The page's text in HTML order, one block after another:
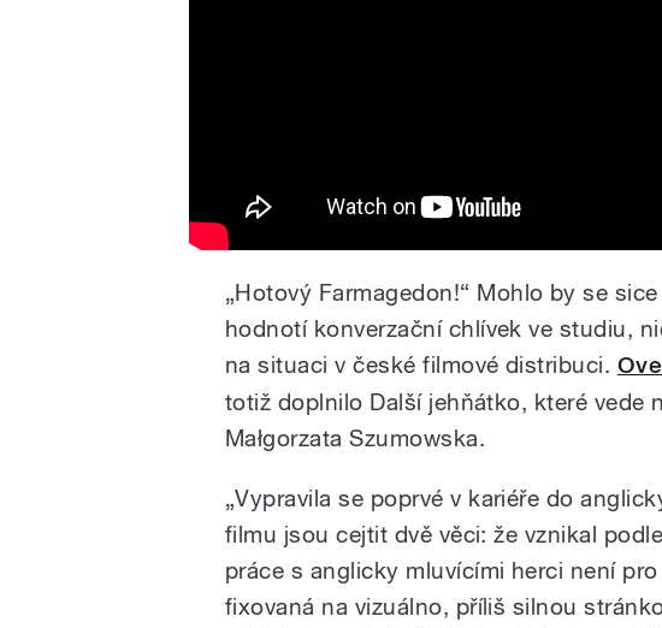
„Hotový Farmagedon!“ Mohlo by se
hodnotí konverzační chlívek ve studiu,
na situaci v české filmové distribuci.
totiž doplnilo Další jehňátko, které vede
Małgorzata Szumowska.
„Vypravila se poprvé v kariéře do
filmu jsou cejtit dvě věci: že vznikal
práce s anglicky mluvícími herci není
fixovaná na vizuálno, příliš silnou